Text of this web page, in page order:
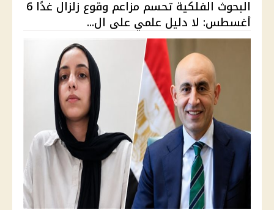
البحوث الفلكية تحسم مزاعم وقوع زلزال غدًا 6
أغسطس: لا دليل علمي على ال...